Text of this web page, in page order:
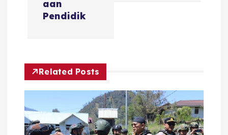
g
a
t
aan
Pendidik
Related Posts